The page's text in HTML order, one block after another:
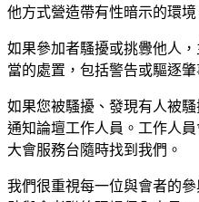
他方式營造帶有性暗示的環境
如果參加者騷擾或挑釁他人
當的處置，包括警告或驅逐
如果您被騷擾、發現有人被
通知論壇工作人員。工作人
大會服務台隨時找到我們。
我們很重視每一位與會者的